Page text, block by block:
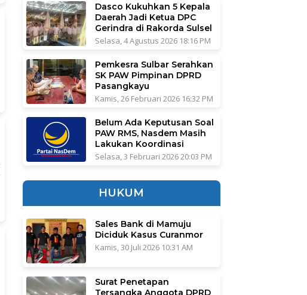
Dasco Kukuhkan 5 Kepala
Daerah Jadi Ketua DPC
Gerindra di Rakorda Sulsel
Selasa, 4 Agustus 2026 18:16 PM
Pemkesra Sulbar Serahkan
SK PAW Pimpinan DPRD
Pasangkayu
Kamis, 26 Februari 2026 16:32 PM
Belum Ada Keputusan Soal
PAW RMS, Nasdem Masih
Lakukan Koordinasi
Selasa, 3 Februari 2026 20:03 PM
HUKUM
Sales Bank di Mamuju
Diciduk Kasus Curanmor
Kamis, 30 Juli 2026 10:31 AM
Surat Penetapan
Tersangka Anggota DPRD